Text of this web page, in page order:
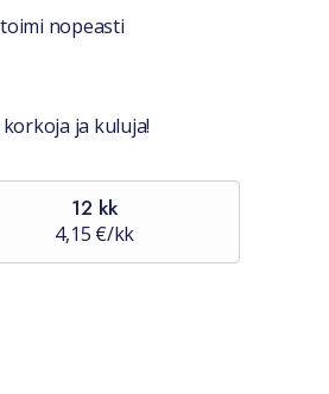
nopeasti
ja kuluja!
12 kk
4,15 €/kk